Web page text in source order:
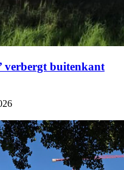
verbergt buitenkant